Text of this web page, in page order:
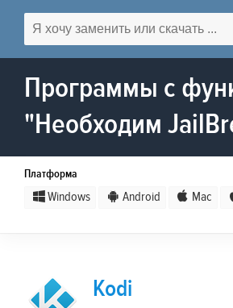
Программы с
"Необходим
Платформа
Windows Android Mac
Kodi